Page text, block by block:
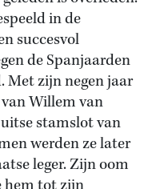
in de
succesvol
de Spanjaarden
Met zijn negen jaar
Willem van
stamslot van
werden ze later
leger. Zijn oom